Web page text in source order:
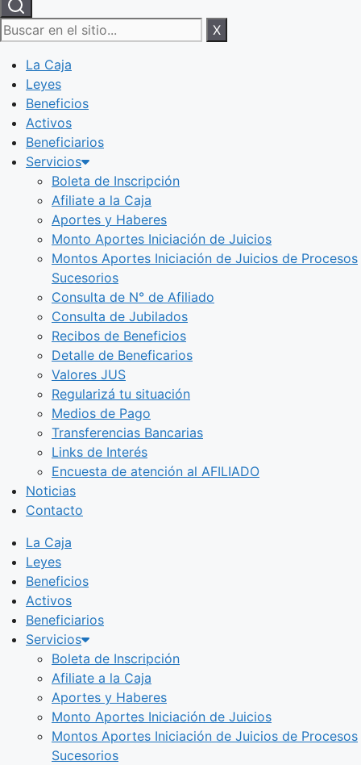
X
La Caja
Leyes
Beneficios
Activos
Beneficiarios
Servicios
Boleta de Inscripción
Afiliate a la Caja
Aportes y Haberes
Monto Aportes Iniciación de Juicios
Montos Aportes Iniciación de Juicios de Procesos
Sucesorios
Consulta de N° de Afiliado
Consulta de Jubilados
Recibos de Beneficios
Detalle de Beneficarios
Valores JUS
Regularizá tu situación
Medios de Pago
Transferencias Bancarias
Links de Interés
Encuesta de atención al AFILIADO
Noticias
Contacto
La Caja
Leyes
Beneficios
Activos
Beneficiarios
Servicios
Boleta de Inscripción
Afiliate a la Caja
Aportes y Haberes
Monto Aportes Iniciación de Juicios
Montos Aportes Iniciación de Juicios de Procesos
Sucesorios